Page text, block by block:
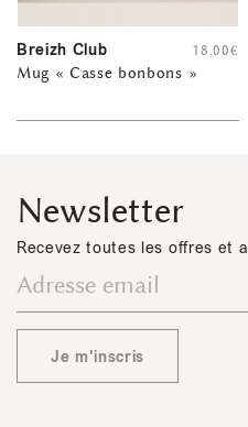
Breizh Club
Mug « Casse bonbons »
18,00€
Newsletter
Recevez toutes les offres et
Je m'inscris